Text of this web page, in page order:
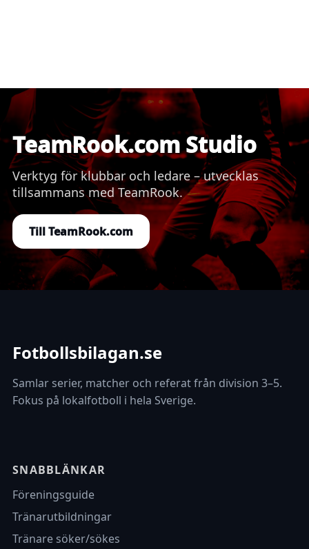
TeamRook.com Studio
Verktyg för klubbar och ledare – utvecklas
tillsammans med TeamRook.
Till TeamRook.com
Fotbollsbilagan.se
Samlar serier, matcher och referat från division 3–5.
Fokus på lokalfotboll i hela Sverige.
SNABBLÄNKAR
Föreningsguide
Tränarutbildningar
Tränare söker/sökes